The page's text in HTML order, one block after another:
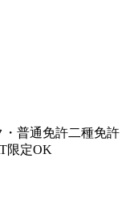
・普通免許二種免許
限定OK